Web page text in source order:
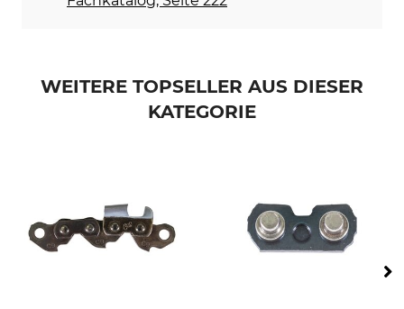
WEITERE TOPSELLER AUS DIESER
KATEGORIE